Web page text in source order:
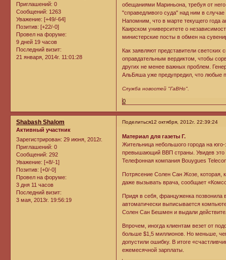
Приглашений: 0
Сообщений: 1263
Уважение: [+49/-64]
Позитив: [+22/-0]
Провел на форуме:
9 дней 19 часов
Последний визит:
21 января, 2014г. 11:01:28
обещаниями Мариньона, требуя от
"справедливого суда" над ним в
Напомним, что в марте текущего года
Каирском университете о
министерские посты в обмен на
Как заявляют представители светских
оправдательным вердиктом, чтобы
других не менее важных проблем.
АльБяша уже предупредил, что любые
Служба новостей "ГаВНо".
0
Поделиться12 октября, 2012г. 22:39:24
Shabash Shalom
Активный участник
Зарегистрирован: 29 июня, 2012г.
Приглашений: 0
Сообщений: 292
Уважение: [+8/-1]
Позитив: [+0/-0]
Провел на форуме:
3 дня 11 часов
Последний визит:
3 мая, 2013г. 19:56:19
Материал для газеты Г.
Жительница небольшого города на
превышающий ВВП страны. Увидев это
Телефонная компания Bouygues
Потрясение Солен Сан Жозе, которая,
даже вызывать врача, сообщает
Придя в себя, француженка позвонила
автоматически выписывается
Солен Сан Бешмен и выдали
Впрочем, иногда клиентам везет от
больше $1,5 миллионов. Но меньше,
допустили ошибку. В итоге
ежемесячной зарплаты.